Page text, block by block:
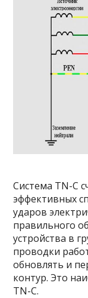
Система TN-C
эффективных
ударов
правильного
устройства в
проводки
обновлять и
контур. Это
TN-C.